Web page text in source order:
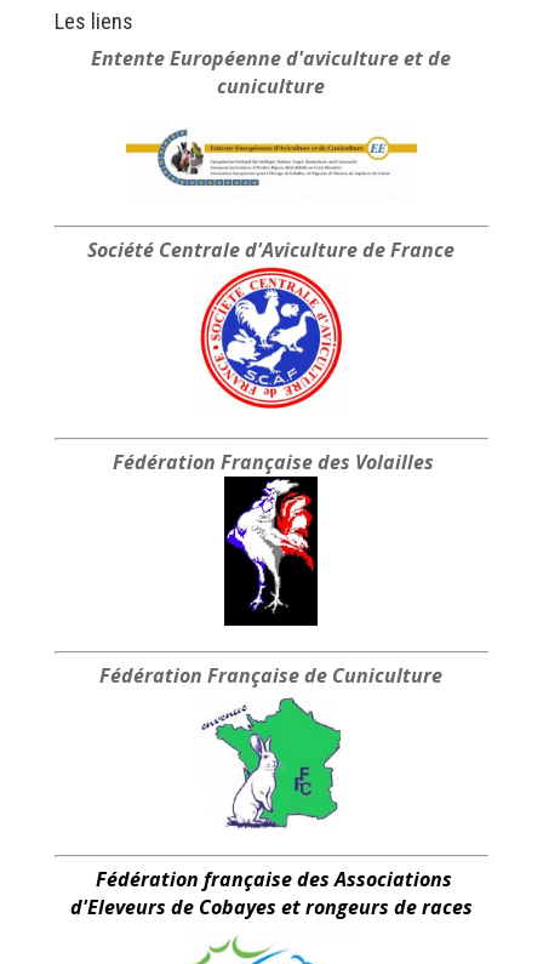
à
35.00 €
Les liens
Entente Européenned'aviculture et de
cuniculture
Société Centraled'Aviculture de France
Fédération Française des Volailles
Fédération Française de Cuniculture
Fédération française des Associations
d'Eleveurs de Cobayes et rongeurs de races